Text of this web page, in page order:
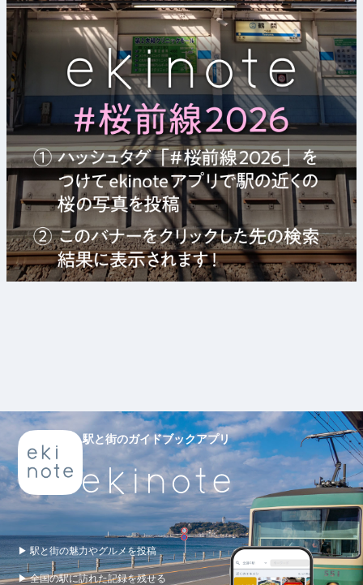
駅と街のガイドブックアプリ
▶ 駅と街の魅力やグルメを投稿
▶ 全国の駅に訪れた記録を残せる